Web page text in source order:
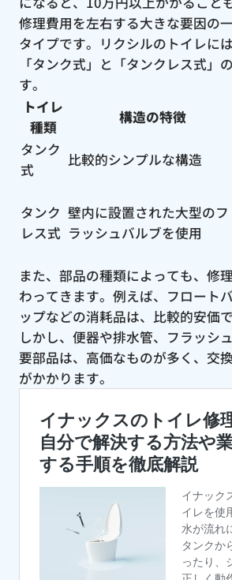
修理費用を左右する大きな要因の
タイプです。リクシルのトイレに
「タンク式」と「タンクレス式」
す。
トイレ
種類
構造の特徴
タンク
式
比較的シンプルな構造
タンク
レス式
壁内に設置された大型のフ
ラッシュバルブを使用
また、部品の種類によっても、修
わってきます。例えば、フロート
ップなどの消耗品は、比較的安価
しかし、便器や排水管、フラッシ
要部品は、高価なものが多く、交
がかかります。